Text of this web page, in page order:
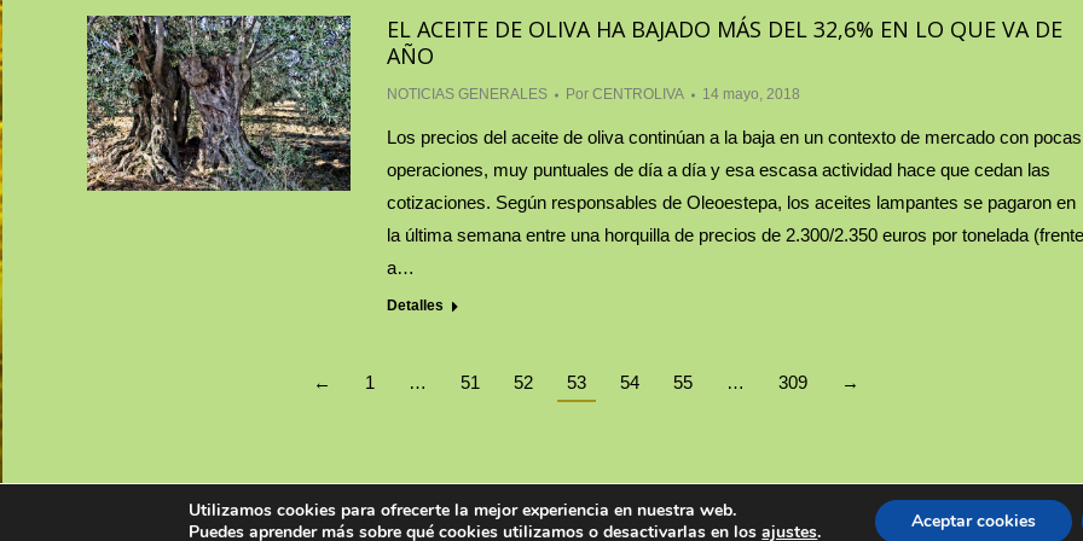
EL ACEITE DE OLIVA HA BAJADO MÁS DEL 32,6% EN LO QUE VA DE
AÑO
NOTICIAS GENERALES Por CENTROLIVA 14 mayo, 2018
Los precios del aceite de oliva continúan a la baja en un contexto de mercado con pocas
operaciones, muy puntuales de día a día y esa escasa actividad hace que cedan las
cotizaciones. Según responsables de Oleoestepa, los aceites lampantes se pagaron en
la última semana entre una horquilla de precios de 2.300/2.350 euros por tonelada (frente
a…
Detalles
← 1 … 51 52 53 54 55 … 309 →
© CENTROLIVA | info@centroliva.com - Tlf: +34 925 283 503 Aviso legal Política de privacidad
Utilizamos cookies para ofrecerte la mejor experiencia en nuestra web.
Puedes aprender más sobre qué cookies utilizamos o desactivarlas en losajustes. Aceptar cookies